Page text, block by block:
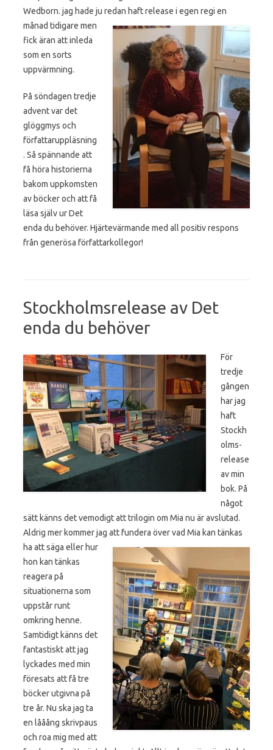
Wedborn. jag hade ju redan haft release i egen regi en
månad tidigare men
fick äran att inleda
som en sorts
uppvärmning.
På söndagen tredje
advent var det
glöggmys och
författaruppläsning
. Så spännande att
få höra historierna
bakom uppkomsten
av böcker och att få
läsa själv ur Det
enda du behöver. Hjärtevärmande med all positiv respons
från generösa författarkollegor!
Stockholmsrelease av Det
enda du behöver
För
tredje
gången
har jag
haft
Stockh
olms-
release
av min
bok. På
något
sätt känns det vemodigt att trilogin om Mia nu är avslutad.
Aldrig mer kommer jag att fundera över vad Mia kan tänkas
ha att säga eller hur
hon kan tänkas
reagera på
situationerna som
uppstår runt
omkring henne.
Samtidigt känns det
fantastiskt att jag
lyckades med min
föresats att få tre
böcker utgivna på
tre år. Nu ska jag ta
en lååång skrivpaus
och roa mig med att